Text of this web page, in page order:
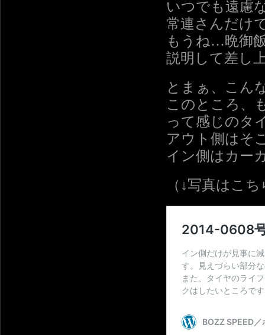
いつでも遠慮
常連さんだけ
もうね…晩御
説明して差し
とまぁ、こん
このところ、
って感じのタ
アウト側はそ
イン側はカー
（↓写真はこ